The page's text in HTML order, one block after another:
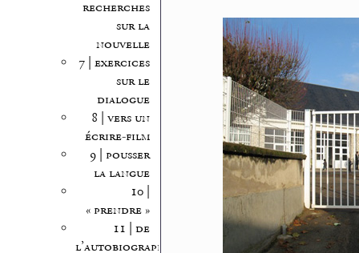
recherches
sur la
nouvelle
7 | exercices
sur le
dialogue
8 | vers un
écrire-film
9 | pousser
la langue
10 |
« prendre »
11 | de
l’autobiographie